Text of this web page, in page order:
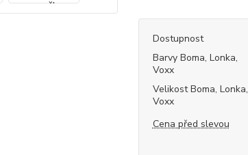
Dostupnost
Barvy Boma, Lonka,
Voxx
Velikost Boma, Lonka,
Voxx
Cena před slevou